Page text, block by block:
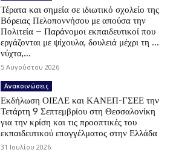
Τέρατα και σημεία σε ιδιωτικό σχολείο της
Βόρειας Πελοποννήσου με απούσα την
Πολιτεία – Παράνομοι εκπαιδευτικοί που
εργάζονται με ψίχουλα, δουλειά μέχρι τη …
νύχτα,...
5 Αυγούστου 2026
Ανακοινώσεις
Εκδήλωση ΟΙΕΛΕ και ΚΑΝΕΠ-ΓΣΕΕ την
Τετάρτη 9 Σεπτεμβρίου στη Θεσσαλονίκη
για την κρίση και τις προοπτικές του
εκπαιδευτικού επαγγέλματος στην Ελλάδα
31 Ιουλίου 2026